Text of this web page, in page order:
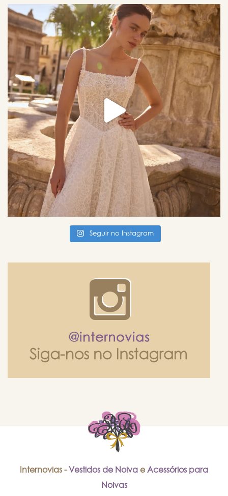
Seguir no Instagram
Internovias - Vestidos de Noiva e Acessórios para
Noivas